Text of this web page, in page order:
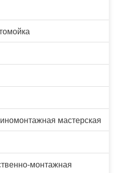
мастерская
монтажная